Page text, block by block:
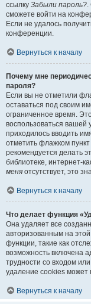
ссылку Забыли пароль?.
сможете войти на
Если не удалось
конференции.
Вернуться к началу
Почему мне
пароля?
Если вы не отметили
оставаться под своим
ограниченное время.
воспользоваться вашей
приходилось вводить
отметить флажком пункт
рекомендуется делать
библиотеке, интернет-
меня отсутствует, это
Вернуться к началу
Что делает функция
Она удаляет все
авторизованным на
функции, такие как
возможность включена
трудности со входом
удаление cookies может
Вернуться к началу